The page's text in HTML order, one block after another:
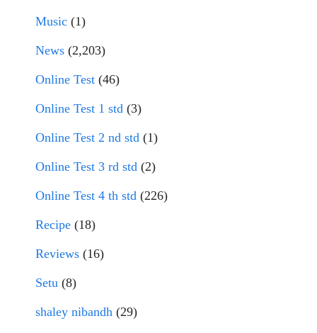
Music (1)
News (2,203)
Online Test (46)
Online Test 1 std (3)
Online Test 2 nd std (1)
Online Test 3 rd std (2)
Online Test 4 th std (226)
Recipe (18)
Reviews (16)
Setu (8)
shaley nibandh (29)